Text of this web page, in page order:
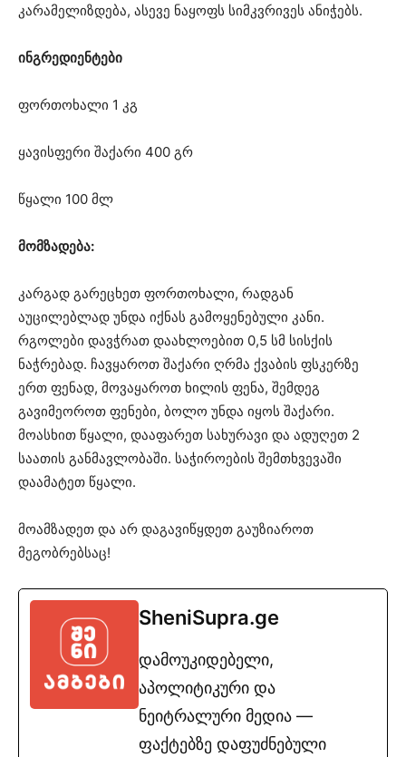
კარამელიზდება, ასევე ნაყოფს სიმკვრივეს ანიჭებს.
ინგრედიენტები
ფორთოხალი 1 კგ
ყავისფერი შაქარი 400 გრ
წყალი 100 მლ
მომზადება:
კარგად გარეცხეთ ფორთოხალი, რადგან
აუცილებლად უნდა იქნას გამოყენებული კანი.
რგოლები დავჭრათ დაახლოებით 0,5 სმ სისქის
ნაჭრებად. ჩავყაროთ შაქარი ღრმა ქვაბის ფსკერზე
ერთ ფენად, მოვაყაროთ ხილის ფენა, შემდეგ
გავიმეოროთ ფენები, ბოლო უნდა იყოს შაქარი.
მოასხით წყალი, დააფარეთ სახურავი და ადუღეთ 2
საათის განმავლობაში. საჭიროების შემთხვევაში
დაამატეთ წყალი.
მოამზადეთ და არ დაგავიწყდეთ გაუზიაროთ
მეგობრებსაც!
SheniSupra.ge
დამოუკიდებელი,
აპოლიტიკური და
ნეიტრალური მედია —
ფაქტებზე დაფუძნებული